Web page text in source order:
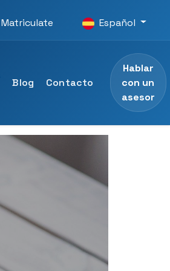
Matriculate Español
Blog Contacto
Hablar
con un
asesor